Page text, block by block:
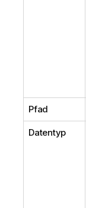
Pfad
Datentyp